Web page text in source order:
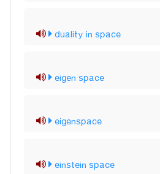
duality in space
eigen space
eigenspace
einstein space